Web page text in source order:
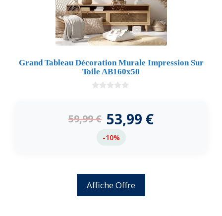
Grand Tableau Décoration Murale Impression Sur
Toile AB160x50
5
59,99€ 53,99 €
-10%
Affiche Offre